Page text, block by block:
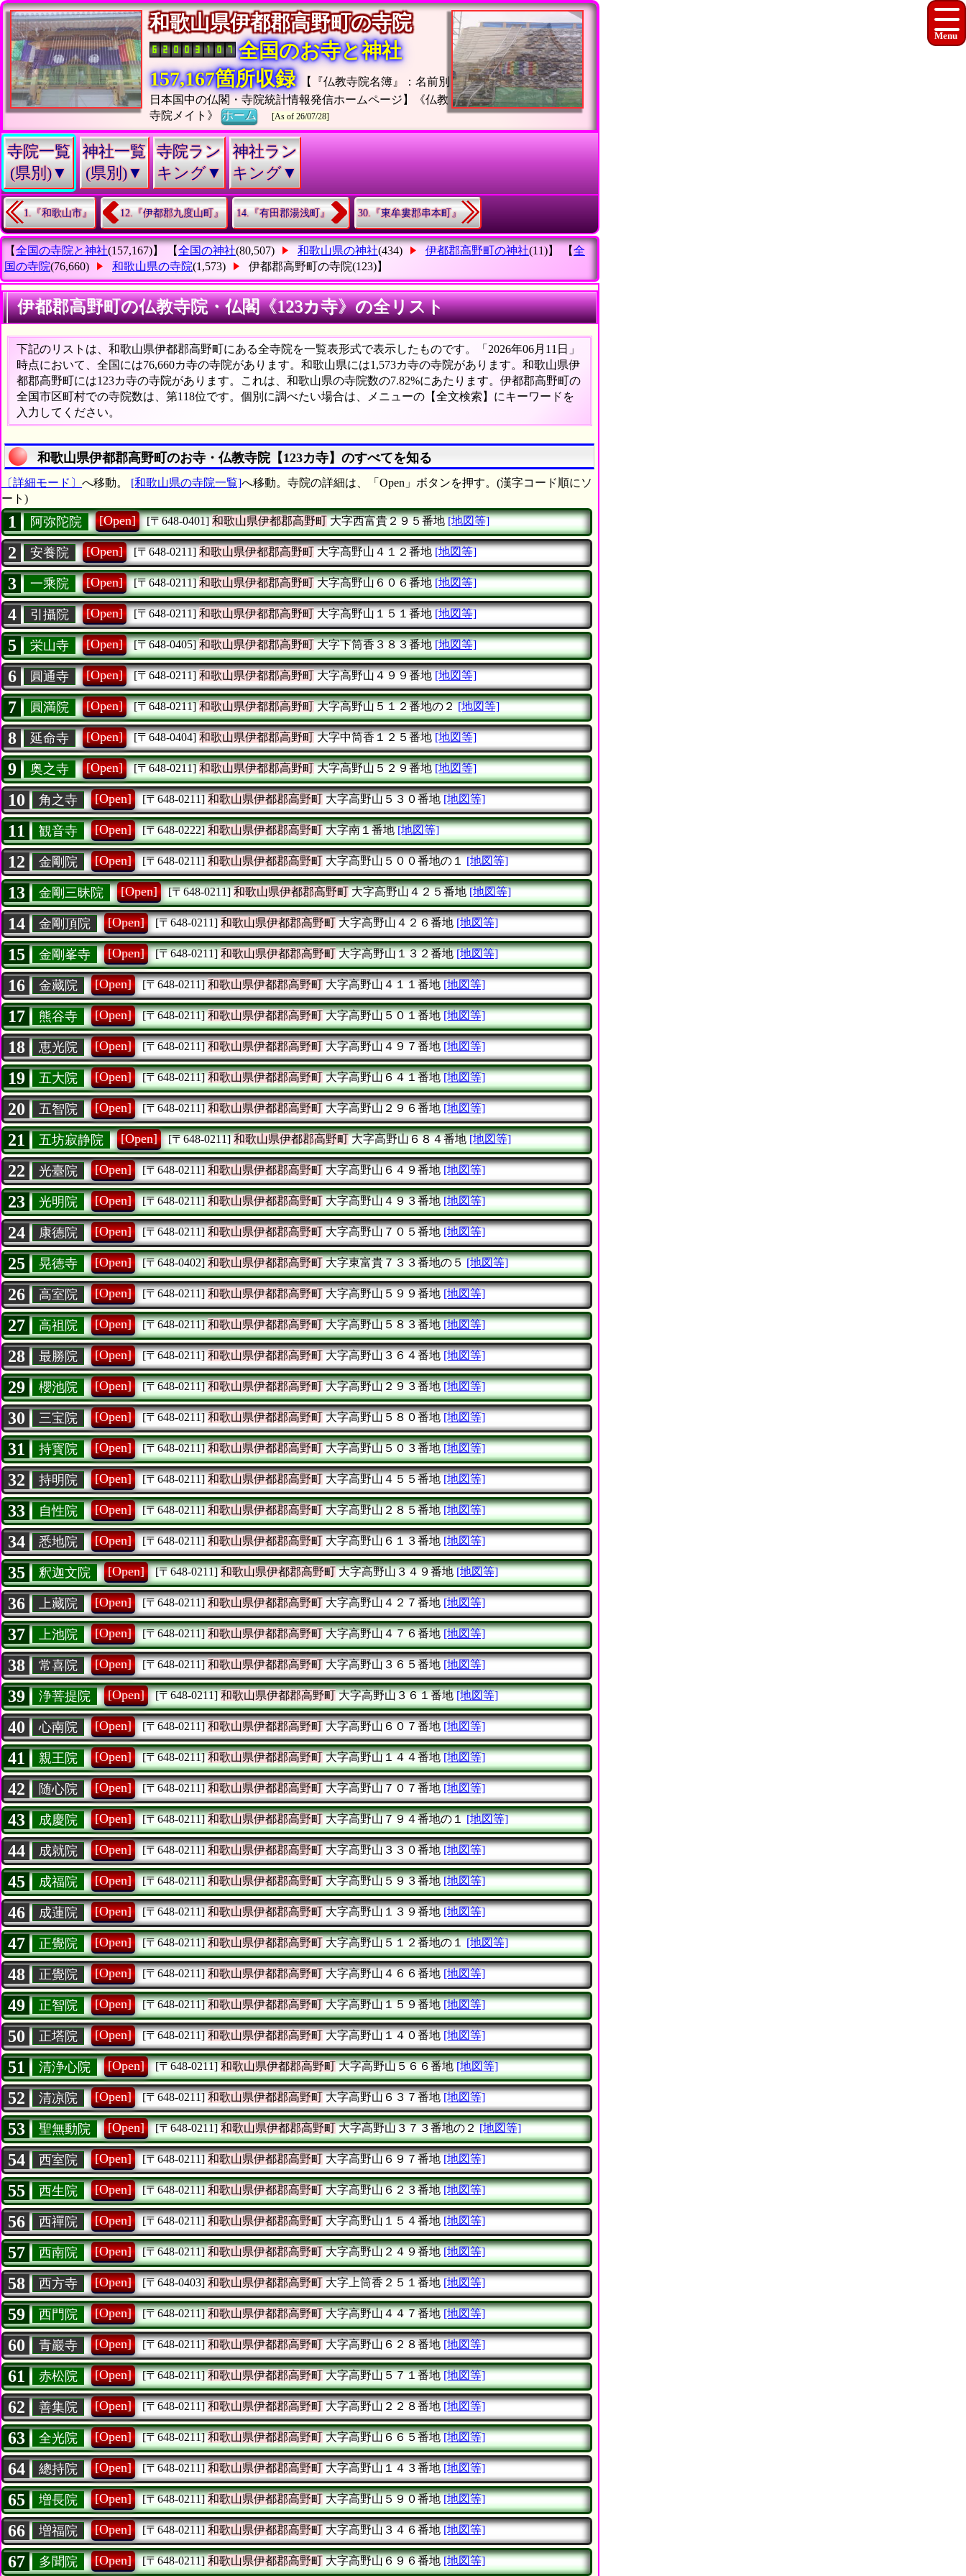
和歌山県伊都郡高野町の寺院
全国のお寺と神社
157,167箇所収録
【『仏教寺院名簿』：名前別
日本国中の仏閣・寺院統計情報発信ホームページ】《仏教
寺院メイト》ホーム [As of 26/07/28]
寺院一覧
(県別)▼
神社一覧
(県別)▼
寺院ラン
キング▼
神社ラン
キング▼
1.『和歌山市』 12.『伊都郡九度山町』 14.『有田郡湯浅町』 30.『東牟婁郡串本町』
【全国の寺院と神社(157,167)】 【全国の神社(80,507) 和歌山県の神社(434) 伊都郡高野町の神社(11)】 【全
国の寺院(76,660) 和歌山県の寺院(1,573) 伊都郡高野町の寺院(123)】
伊都郡高野町の仏教寺院・仏閣《123カ寺》の全リスト
下記のリストは、和歌山県伊都郡高野町にある全寺院を一覧表形式で表示したものです。「2026年06月11日」
時点において、全国には76,660カ寺の寺院があります。和歌山県には1,573カ寺の寺院があります。和歌山県伊
都郡高野町には123カ寺の寺院があります。これは、和歌山県の寺院数の7.82%にあたります。伊都郡高野町の
全国市区町村での寺院数は、第118位です。個別に調べたい場合は、メニューの【全文検索】にキーワードを
入力してください。
和歌山県伊都郡高野町のお寺・仏教寺院【123カ寺】のすべてを知る
〔詳細モード〕 へ移動。 [和歌山県の寺院一覧]へ移動。寺院の詳細は、「Open」ボタンを押す。(漢字コード順にソ
ート)
1 阿弥陀院 [Open] [〒648-0401] 和歌山県伊都郡高野町大字西富貴２９５番地 [地図等]
2 安養院 [Open] [〒648-0211] 和歌山県伊都郡高野町大字高野山４１２番地 [地図等]
3 一乘院 [Open] [〒648-0211] 和歌山県伊都郡高野町大字高野山６０６番地 [地図等]
4 引攝院 [Open] [〒648-0211] 和歌山県伊都郡高野町大字高野山１５１番地 [地図等]
5 栄山寺 [Open] [〒648-0405] 和歌山県伊都郡高野町大字下筒香３８３番地 [地図等]
6 圓通寺 [Open] [〒648-0211] 和歌山県伊都郡高野町大字高野山４９９番地 [地図等]
7 圓満院 [Open] [〒648-0211] 和歌山県伊都郡高野町大字高野山５１２番地の２ [地図等]
8 延命寺 [Open] [〒648-0404] 和歌山県伊都郡高野町大字中筒香１２５番地 [地図等]
9 奥之寺 [Open] [〒648-0211] 和歌山県伊都郡高野町大字高野山５２９番地 [地図等]
10 角之寺 [Open] [〒648-0211] 和歌山県伊都郡高野町大字高野山５３０番地 [地図等]
11 観音寺 [Open] [〒648-0222] 和歌山県伊都郡高野町大字南１番地 [地図等]
12 金剛院 [Open] [〒648-0211] 和歌山県伊都郡高野町大字高野山５００番地の１ [地図等]
13 金剛三昧院 [Open] [〒648-0211] 和歌山県伊都郡高野町大字高野山４２５番地 [地図等]
14 金剛頂院 [Open] [〒648-0211] 和歌山県伊都郡高野町大字高野山４２６番地 [地図等]
15 金剛峯寺 [Open] [〒648-0211] 和歌山県伊都郡高野町大字高野山１３２番地 [地図等]
16 金藏院 [Open] [〒648-0211] 和歌山県伊都郡高野町大字高野山４１１番地 [地図等]
17 熊谷寺 [Open] [〒648-0211] 和歌山県伊都郡高野町大字高野山５０１番地 [地図等]
18 恵光院 [Open] [〒648-0211] 和歌山県伊都郡高野町大字高野山４９７番地 [地図等]
19 五大院 [Open] [〒648-0211] 和歌山県伊都郡高野町大字高野山６４１番地 [地図等]
20 五智院 [Open] [〒648-0211] 和歌山県伊都郡高野町大字高野山２９６番地 [地図等]
21 五坊寂静院 [Open] [〒648-0211] 和歌山県伊都郡高野町大字高野山６８４番地 [地図等]
22 光臺院 [Open] [〒648-0211] 和歌山県伊都郡高野町大字高野山６４９番地 [地図等]
23 光明院 [Open] [〒648-0211] 和歌山県伊都郡高野町大字高野山４９３番地 [地図等]
24 康德院 [Open] [〒648-0211] 和歌山県伊都郡高野町大字高野山７０５番地 [地図等]
25 晃徳寺 [Open] [〒648-0402] 和歌山県伊都郡高野町大字東富貴７３３番地の５ [地図等]
26 高室院 [Open] [〒648-0211] 和歌山県伊都郡高野町大字高野山５９９番地 [地図等]
27 高祖院 [Open] [〒648-0211] 和歌山県伊都郡高野町大字高野山５８３番地 [地図等]
28 最勝院 [Open] [〒648-0211] 和歌山県伊都郡高野町大字高野山３６４番地 [地図等]
29 櫻池院 [Open] [〒648-0211] 和歌山県伊都郡高野町大字高野山２９３番地 [地図等]
30 三宝院 [Open] [〒648-0211] 和歌山県伊都郡高野町大字高野山５８０番地 [地図等]
31 持寳院 [Open] [〒648-0211] 和歌山県伊都郡高野町大字高野山５０３番地 [地図等]
32 持明院 [Open] [〒648-0211] 和歌山県伊都郡高野町大字高野山４５５番地 [地図等]
33 自性院 [Open] [〒648-0211] 和歌山県伊都郡高野町大字高野山２８５番地 [地図等]
34 悉地院 [Open] [〒648-0211] 和歌山県伊都郡高野町大字高野山６１３番地 [地図等]
35 釈迦文院 [Open] [〒648-0211] 和歌山県伊都郡高野町大字高野山３４９番地 [地図等]
36 上藏院 [Open] [〒648-0211] 和歌山県伊都郡高野町大字高野山４２７番地 [地図等]
37 上池院 [Open] [〒648-0211] 和歌山県伊都郡高野町大字高野山４７６番地 [地図等]
38 常喜院 [Open] [〒648-0211] 和歌山県伊都郡高野町大字高野山３６５番地 [地図等]
39 浄菩提院 [Open] [〒648-0211] 和歌山県伊都郡高野町大字高野山３６１番地 [地図等]
40 心南院 [Open] [〒648-0211] 和歌山県伊都郡高野町大字高野山６０７番地 [地図等]
41 親王院 [Open] [〒648-0211] 和歌山県伊都郡高野町大字高野山１４４番地 [地図等]
42 随心院 [Open] [〒648-0211] 和歌山県伊都郡高野町大字高野山７０７番地 [地図等]
43 成慶院 [Open] [〒648-0211] 和歌山県伊都郡高野町大字高野山７９４番地の１ [地図等]
44 成就院 [Open] [〒648-0211] 和歌山県伊都郡高野町大字高野山３３０番地 [地図等]
45 成福院 [Open] [〒648-0211] 和歌山県伊都郡高野町大字高野山５９３番地 [地図等]
46 成蓮院 [Open] [〒648-0211] 和歌山県伊都郡高野町大字高野山１３９番地 [地図等]
47 正覺院 [Open] [〒648-0211] 和歌山県伊都郡高野町大字高野山５１２番地の１ [地図等]
48 正覺院 [Open] [〒648-0211] 和歌山県伊都郡高野町大字高野山４６６番地 [地図等]
49 正智院 [Open] [〒648-0211] 和歌山県伊都郡高野町大字高野山１５９番地 [地図等]
50 正塔院 [Open] [〒648-0211] 和歌山県伊都郡高野町大字高野山１４０番地 [地図等]
51 清浄心院 [Open] [〒648-0211] 和歌山県伊都郡高野町大字高野山５６６番地 [地図等]
52 清凉院 [Open] [〒648-0211] 和歌山県伊都郡高野町大字高野山６３７番地 [地図等]
53 聖無動院 [Open] [〒648-0211] 和歌山県伊都郡高野町大字高野山３７３番地の２ [地図等]
54 西室院 [Open] [〒648-0211] 和歌山県伊都郡高野町大字高野山６９７番地 [地図等]
55 西生院 [Open] [〒648-0211] 和歌山県伊都郡高野町大字高野山６２３番地 [地図等]
56 西禪院 [Open] [〒648-0211] 和歌山県伊都郡高野町大字高野山１５４番地 [地図等]
57 西南院 [Open] [〒648-0211] 和歌山県伊都郡高野町大字高野山２４９番地 [地図等]
58 西方寺 [Open] [〒648-0403] 和歌山県伊都郡高野町大字上筒香２５１番地 [地図等]
59 西門院 [Open] [〒648-0211] 和歌山県伊都郡高野町大字高野山４４７番地 [地図等]
60 青巖寺 [Open] [〒648-0211] 和歌山県伊都郡高野町大字高野山６２８番地 [地図等]
61 赤松院 [Open] [〒648-0211] 和歌山県伊都郡高野町大字高野山５７１番地 [地図等]
62 善集院 [Open] [〒648-0211] 和歌山県伊都郡高野町大字高野山２２８番地 [地図等]
63 全光院 [Open] [〒648-0211] 和歌山県伊都郡高野町大字高野山６６５番地 [地図等]
64 總持院 [Open] [〒648-0211] 和歌山県伊都郡高野町大字高野山１４３番地 [地図等]
65 増長院 [Open] [〒648-0211] 和歌山県伊都郡高野町大字高野山５９０番地 [地図等]
66 増福院 [Open] [〒648-0211] 和歌山県伊都郡高野町大字高野山３４６番地 [地図等]
67 多聞院 [Open] [〒648-0211] 和歌山県伊都郡高野町大字高野山６９６番地 [地図等]